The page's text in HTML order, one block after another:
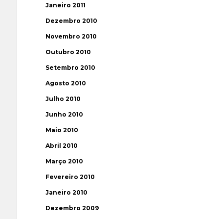
Janeiro 2011
Dezembro 2010
Novembro 2010
Outubro 2010
Setembro 2010
Agosto 2010
Julho 2010
Junho 2010
Maio 2010
Abril 2010
Março 2010
Fevereiro 2010
Janeiro 2010
Dezembro 2009